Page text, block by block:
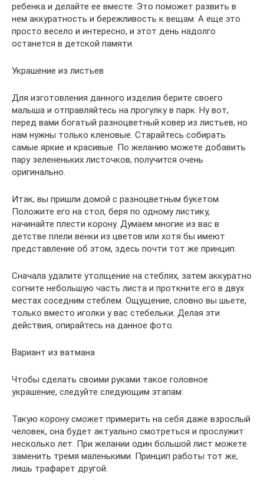
ребенка и делайте ее вместе. Это поможет развить в
нем аккуратность и бережливость к вещам. А еще это
просто весело и интересно, и этот день надолго
останется в детской памяти.
Украшение из листьев
Для изготовления данного изделия берите своего
малыша и отправляйтесь на прогулку в парк. Ну вот,
перед вами богатый разноцветный ковер из листьев, но
нам нужны только кленовые. Старайтесь собирать
самые яркие и красивые. По желанию можете добавить
пару зелененьких листочков, получится очень
оригинально.
Итак, вы пришли домой с разноцветным букетом.
Положите его на стол, беря по одному листику,
начинайте плести корону. Думаем многие из вас в
детстве плели венки из цветов или хотя бы имеют
представление об этом, здесь почти тот же принцип.
Сначала удалите утолщение на стеблях, затем аккуратно
согните небольшую часть листа и проткните его в двух
местах соседним стеблем. Ощущение, словно вы шьете,
только вместо иголки у вас стебельки. Делая эти
действия, опирайтесь на данное фото.
Вариант из ватмана
Чтобы сделать своими руками такое головное
украшение, следуйте следующим этапам:
Такую корону сможет примерить на себя даже взрослый
человек, она будет актуально смотреться и прослужит
несколько лет. При желании один большой лист можете
заменить тремя маленькими. Принцип работы тот же,
лишь трафарет другой.